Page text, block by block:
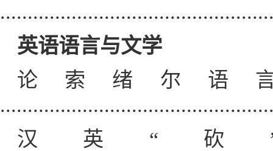
英语语言与文学
论索绪尔语
汉英“砍